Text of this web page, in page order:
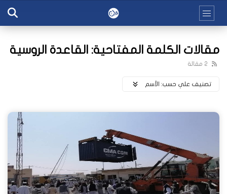
مقالات الكلمة المفتاحية: القاعدة الروسية
2 مقالة
تصنيف علي حسب: اﻷسم